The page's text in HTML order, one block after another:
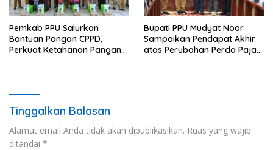
Pemkab PPU Salurkan
Bantuan Pangan CPPD,
Perkuat Ketahanan Pangan
Bupati PPU Mudyat Noor
Sampaikan Pendapat Akhir
atas Perubahan Perda Pajak
Tinggalkan Balasan
Alamat email Anda tidak akan dipublikasikan. Ruas yang wajib
ditandai *